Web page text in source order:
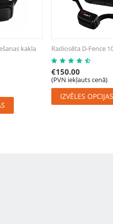
kakla
Radiosēta D-Fence
€150.00
(PVN iekļauts cenā)
IZVĒLES OPCIJAS